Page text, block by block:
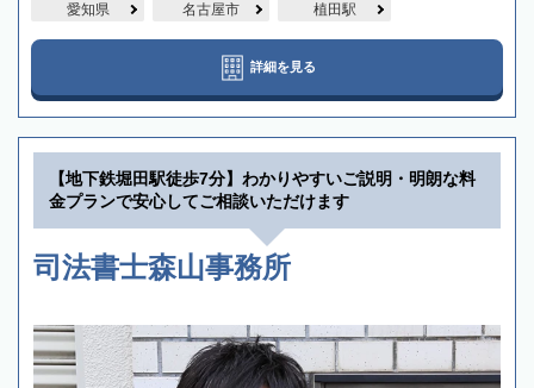
愛知県 名古屋市 植田駅
詳細を見る
【地下鉄堀田駅徒歩7分】わかりやすいご説明・明朗な料
金プランで安心してご相談いただけます
司法書士森山事務所